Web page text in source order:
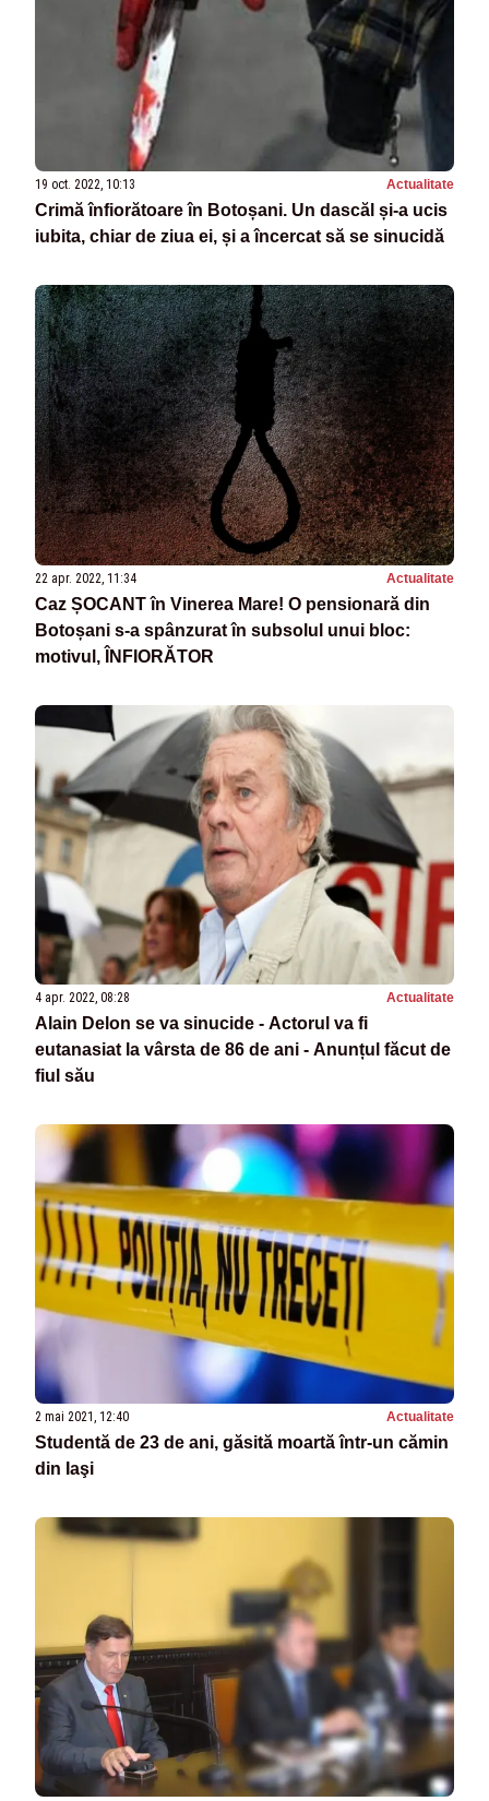
19 oct. 2022, 10:13 Actualitate
Crimă înfiorătoare în Botoșani. Un dascăl și-a ucis
iubita, chiar de ziua ei, și a încercat să se sinucidă
22 apr. 2022, 11:34 Actualitate
Caz ȘOCANT în Vinerea Mare! O pensionară din
Botoșani s-a spânzurat în subsolul unui bloc:
motivul, ÎNFIORĂTOR
4 apr. 2022, 08:28 Actualitate
Alain Delon se va sinucide - Actorul va fi
eutanasiat la vârsta de 86 de ani - Anunțul făcut de
fiul său
2 mai 2021, 12:40 Actualitate
Studentă de 23 de ani, găsită moartă într-un cămin
din Iaşi